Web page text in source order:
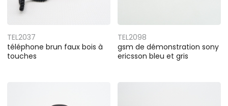
TEL2037
téléphone brun faux bois à
touches
TEL2098
gsm de démonstration sony
ericsson bleu et gris